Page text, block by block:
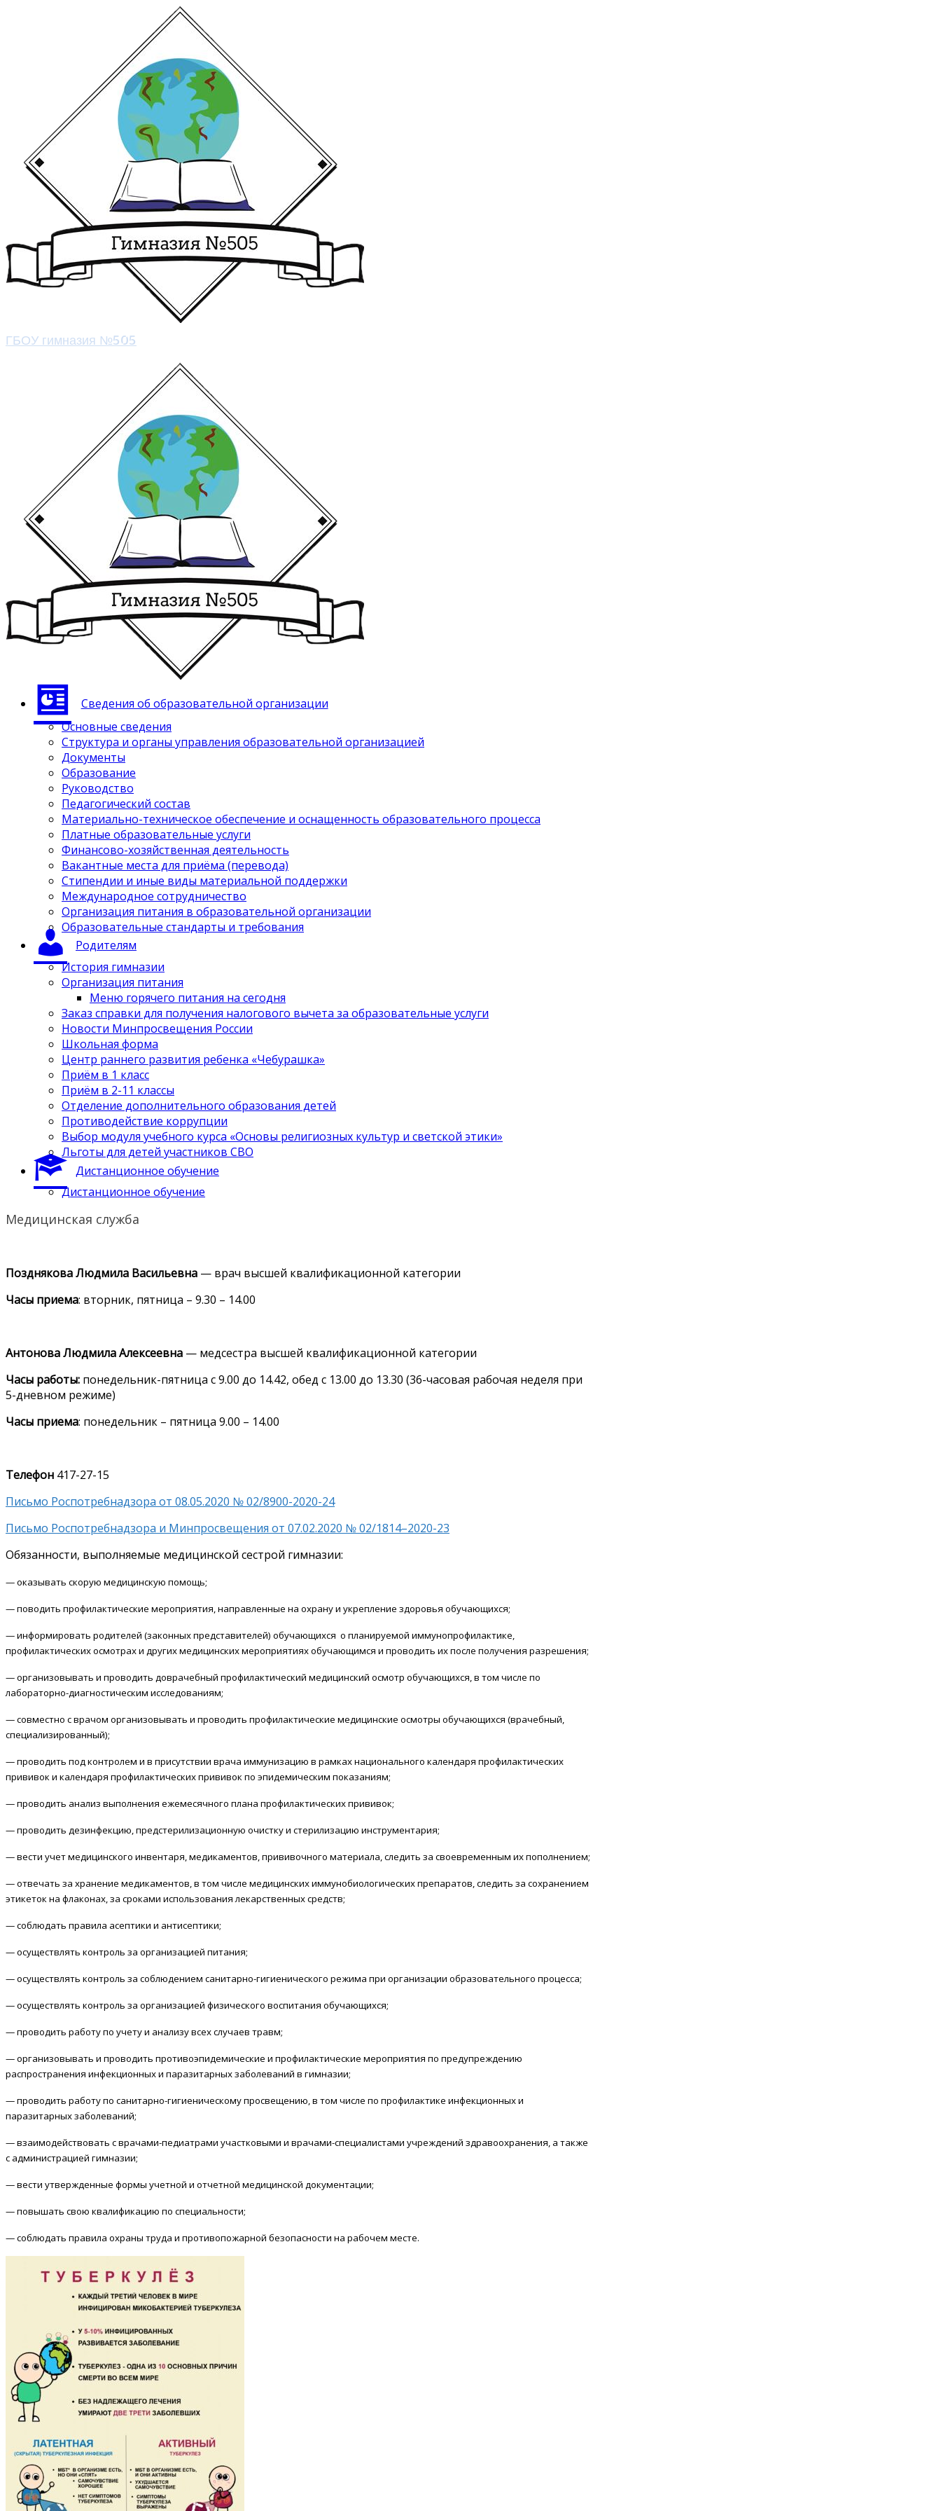
ГБОУ гимназия №505
Сведения об образовательной организации
Основные сведения
Структура и органы управления образовательной организацией
Документы
Образование
Руководство
Педагогический состав
Материально-техническое обеспечение и оснащенность образовательного процесса
Платные образовательные услуги
Финансово-хозяйственная деятельность
Вакантные места для приёма (перевода)
Стипендии и иные виды материальной поддержки
Международное сотрудничество
Организация питания в образовательной организации
Образовательные стандарты и требования
Родителям
История гимназии
Организация питания
Меню горячего питания на сегодня
Заказ справки для получения налогового вычета за образовательные услуги
Новости Минпросвещения России
Школьная форма
Центр раннего развития ребенка «Чебурашка»
Приём в 1 класс
Приём в 2-11 классы
Отделение дополнительного образования детей
Противодействие коррупции
Выбор модуля учебного курса «Основы религиозных культур и светской этики»
Льготы для детей участников СВО
Дистанционное обучение
Дистанционное обучение
Медицинская служба
Позднякова Людмила Васильевна — врач высшей квалификационной категории
Часы приема: вторник, пятница – 9.30 – 14.00
Антонова Людмила Алексеевна — медсестра высшей квалификационной категории
Часы работы: понедельник-пятница с 9.00 до 14.42, обед с 13.00 до 13.30 (36-часовая рабочая неделя при
5-дневном режиме)
Часы приема: понедельник – пятница 9.00 – 14.00
Телефон 417-27-15
Письмо Роспотребнадзора от 08.05.2020 № 02/8900-2020-24
Письмо Роспотребнадзора и Минпросвещения от 07.02.2020 № 02/1814–2020-23
Обязанности, выполняемые медицинской сестрой гимназии:
— оказывать скорую медицинскую помощь;
— поводить профилактические мероприятия, направленные на охрану и укрепление здоровья обучающихся;
— информировать родителей (законных представителей) обучающихся о планируемой иммунопрофилактике,
профилактических осмотрах и других медицинских мероприятиях обучающимся и проводить их после получения разрешения;
— организовывать и проводить доврачебный профилактический медицинский осмотр обучающихся, в том числе по
лабораторно-диагностическим исследованиям;
— совместно с врачом организовывать и проводить профилактические медицинские осмотры обучающихся (врачебный,
специализированный);
— проводить под контролем и в присутствии врача иммунизацию в рамках национального календаря профилактических
прививок и календаря профилактических прививок по эпидемическим показаниям;
— проводить анализ выполнения ежемесячного плана профилактических прививок;
— проводить дезинфекцию, предстерилизационную очистку и стерилизацию инструментария;
— вести учет медицинского инвентаря, медикаментов, прививочного материала, следить за своевременным их пополнением;
— отвечать за хранение медикаментов, в том числе медицинских иммунобиологических препаратов, следить за сохранением
этикеток на флаконах, за сроками использования лекарственных средств;
— соблюдать правила асептики и антисептики;
— осуществлять контроль за организацией питания;
— осуществлять контроль за соблюдением санитарно-гигиенического режима при организации образовательного процесса;
— осуществлять контроль за организацией физического воспитания обучающихся;
— проводить работу по учету и анализу всех случаев травм;
— организовывать и проводить противоэпидемические и профилактические мероприятия по предупреждению
распространения инфекционных и паразитарных заболеваний в гимназии;
— проводить работу по санитарно-гигиеническому просвещению, в том числе по профилактике инфекционных и
паразитарных заболеваний;
— взаимодействовать с врачами-педиатрами участковыми и врачами-специалистами учреждений здравоохранения, а также
с администрацией гимназии;
— вести утвержденные формы учетной и отчетной медицинской документации;
— повышать свою квалификацию по специальности;
— соблюдать правила охраны труда и противопожарной безопасности на рабочем месте.